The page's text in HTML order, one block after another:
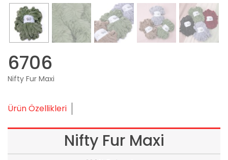
6706
Nifty Fur Maxi
Ürün Özellikleri
Nifty Fur Maxi